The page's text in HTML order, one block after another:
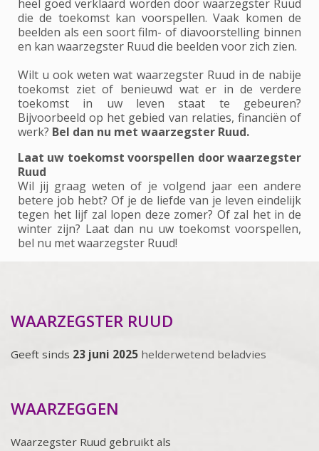
heel goed verklaard worden door waarzegster Ruud
die de toekomst kan voorspellen. Vaak komen de
beelden als een soort film- of diavoorstelling binnen
en kan waarzegster Ruud die beelden voor zich zien.
Wilt u ook weten wat waarzegster Ruud in de nabije
toekomst ziet of benieuwd wat er in de verdere
toekomst in uw leven staat te gebeuren?
Bijvoorbeeld op het gebied van relaties, financiën of
werk? Bel dan nu met waarzegster Ruud.
Laat uw toekomst voorspellen door waarzegster
Ruud
Wil jij graag weten of je volgend jaar een andere
betere job hebt? Of je de liefde van je leven eindelijk
tegen het lijf zal lopen deze zomer? Of zal het in de
winter zijn? Laat dan nu uw toekomst voorspellen,
bel nu met waarzegster Ruud!
WAARZEGSTER RUUD
Geeft sinds 23 juni 2025 helderwetend beladvies
WAARZEGGEN
Waarzegster Ruud gebruikt als